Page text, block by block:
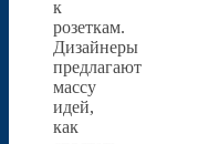
к
розеткам.
Дизайнеры
предлагают
массу
идей,
как